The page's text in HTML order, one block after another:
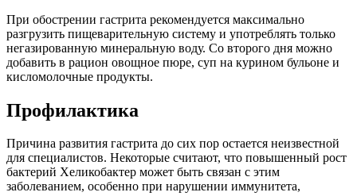
При обострении гастрита рекомендуется максимально
разгрузить пищеварительную систему и употреблять только
негазированную минеральную воду. Со второго дня можно
добавить в рацион овощное пюре, суп на курином бульоне и
кисломолочные продукты.
Профилактика
Причина развития гастрита до сих пор остается неизвестной
для специалистов. Некоторые считают, что повышенный рост
бактерий Хеликобактер может быть связан с этим
заболеванием, особенно при нарушении иммунитета,